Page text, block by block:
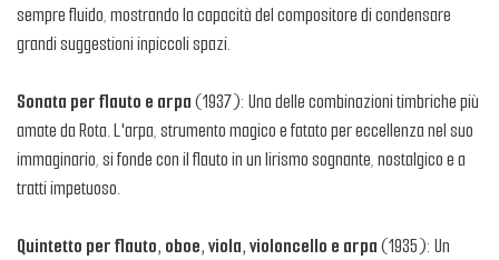
sempre fluido, mostrando la capacità del compositore di condensare
grandi suggestioni inpiccoli spazi.
Sonata per flauto e arpa(1937): Una delle combinazioni timbriche più
amate da Rota. L'arpa, strumento magico e fatato per eccellenza nel suo
immaginario, si fonde con il flauto in un lirismo sognante, nostalgico e a
tratti impetuoso.
Quintetto per flauto, oboe, viola, violoncello e arpa(1935): Un